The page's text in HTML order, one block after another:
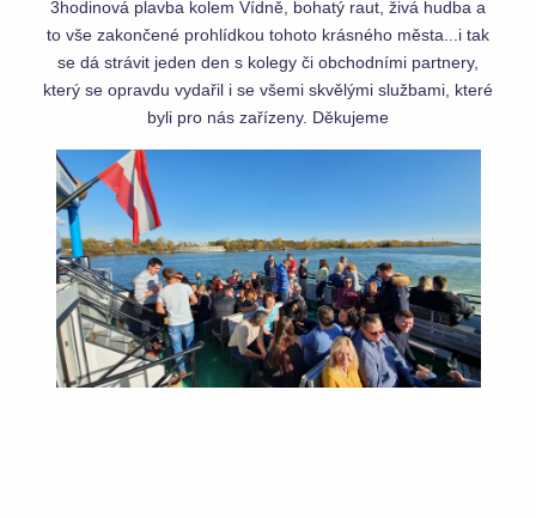
3hodinová plavba kolem Vídně, bohatý raut, živá hudba a
to vše zakončené prohlídkou tohoto krásného města...i tak
se dá strávit jeden den s kolegy či obchodními partnery,
který se opravdu vydařil i se všemi skvělými službami, které
byli pro nás zařízeny. Děkujeme